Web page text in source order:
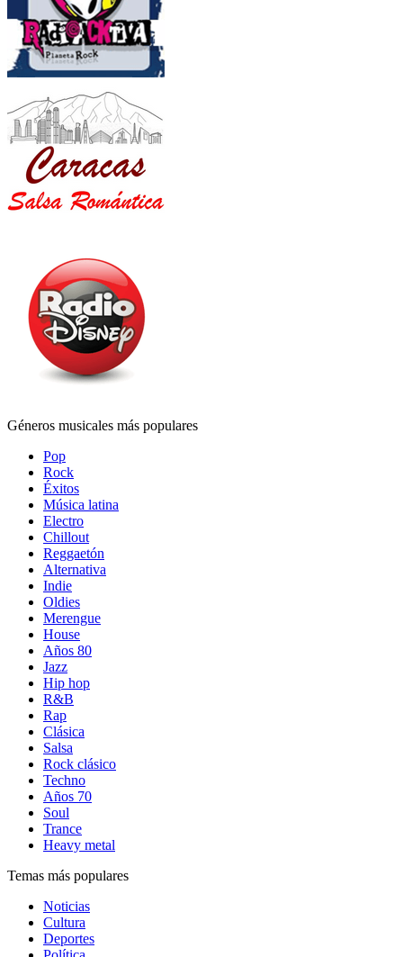
Géneros musicales más populares
Pop
Rock
Éxitos
Música latina
Electro
Chillout
Reggaetón
Alternativa
Indie
Oldies
Merengue
House
Años 80
Jazz
Hip hop
R&B
Rap
Clásica
Salsa
Rock clásico
Techno
Años 70
Soul
Trance
Heavy metal
Temas más populares
Noticias
Cultura
Deportes